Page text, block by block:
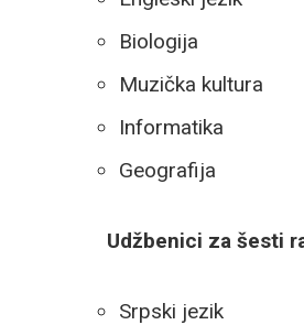
Biologija
Muzička kultura
Informatika
Geografija
Udžbenici za šesti
Srpski jezik